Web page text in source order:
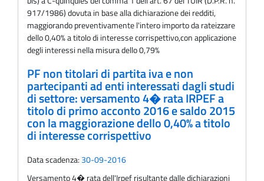
917/1986) dovuta in base alla dichiarazione dei redditi,
maggiorando preventivamente l'intero importo da rateizzare
dello 0,40% a titolo di interesse corrispettivo,con applicazione
degli interessi nella misura dello 0,79%
PF non titolari di partita iva e non
partecipanti ad enti interessati dagli studi
di settore: versamento 4� rata IRPEF a
titolo di primo acconto 2016 e saldo 2015
con la maggiorazione dello 0,40% a titolo
di interesse corrispettivo
Data scadenza: 30-09-2016
Versamento 4� rata dell'Irpef risultante dalle dichiarazioni